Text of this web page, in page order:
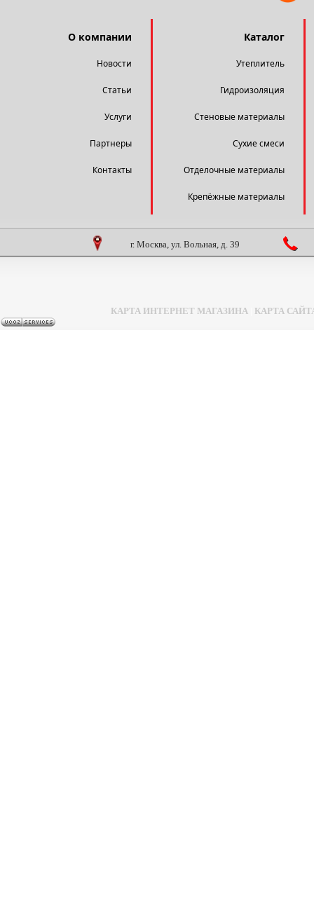
О компании
Новости
Статьи
Услуги
Партнеры
Контакты
Каталог
Утеплитель
Гидроизоляция
Стеновые материалы
Сухие смеси
Отделочные материалы
Крепёжные материалы
г. Москва, ул. Вольная, д. 39
КАРТА ИНТЕРНЕТ МАГАЗИНА КАРТА